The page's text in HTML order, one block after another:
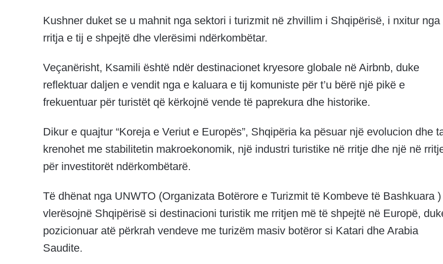
Kushner duket se u mahnit nga sektori i turizmit në zhvillim i Shqipërisë, i nxitur nga
rritja e tij e shpejtë dhe vlerësimi ndërkombëtar.
Veçanërisht, Ksamili është ndër destinacionet kryesore globale në Airbnb, duke
reflektuar daljen e vendit nga e kaluara e tij komuniste për t’u bërë një pikë e
frekuentuar për turistët që kërkojnë vende të paprekura dhe historike.
Dikur e quajtur “Koreja e Veriut e Europës”, Shqipëria ka pësuar një evolucion dhe
krenohet me stabilitetin makroekonomik, një industri turistike në rritje dhe një në
për investitorët ndërkombëtarë.
Të dhënat nga UNWTO (Organizata Botërore e Turizmit të Kombeve të Bashkuara )
vlerësojnë Shqipërisë si destinacioni turistik me rritjen më të shpejtë në Europë,
pozicionuar atë përkrah vendeve me turizëm masiv botëror si Katari dhe Arabia
Saudite.